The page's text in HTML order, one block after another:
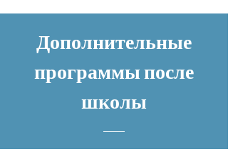
Дополнительные
программы после
школы